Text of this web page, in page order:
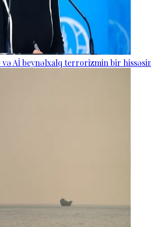
və Aİ beynəlxalq terrorizmin bir